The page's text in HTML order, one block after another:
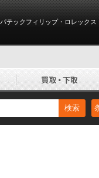
パテックフィリップ・ロレック
検索